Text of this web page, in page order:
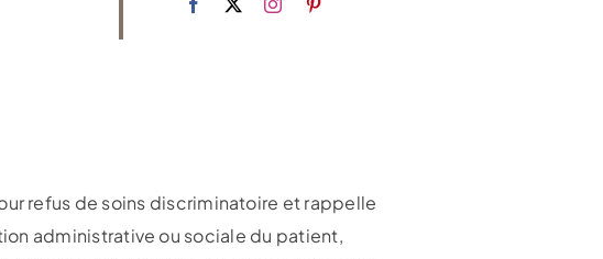
refus de soins discriminatoire et rappelle
administrative ou sociale du patient,